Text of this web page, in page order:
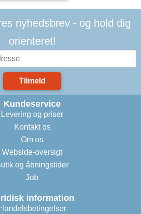
nyhedsbrev - og hold dig
orienteret!
Tilmeld
Kundeservice
Levering og priser
Kontakt os
Om os
Webside-oversigt
og åbningstider
Job
information
Handelsbetingelser